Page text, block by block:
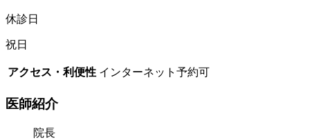
休診日
祝日
アクセス・利便性 インターネット予約可
医師紹介
院長